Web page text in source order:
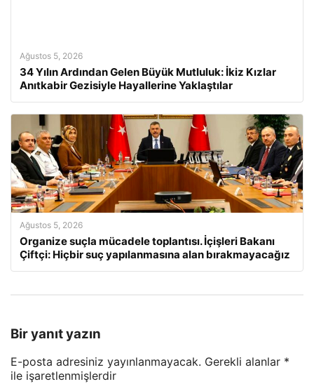
Ağustos 5, 2026
34 Yılın Ardından Gelen Büyük Mutluluk: İkiz Kızlar
Anıtkabir Gezisiyle Hayallerine Yaklaştılar
Ağustos 5, 2026
Organize suçla mücadele toplantısı. İçişleri Bakanı
Çiftçi: Hiçbir suç yapılanmasına alan bırakmayacağız
Bir yanıt yazın
E-posta adresiniz yayınlanmayacak. Gerekli alanlar *
ile işaretlenmişlerdir